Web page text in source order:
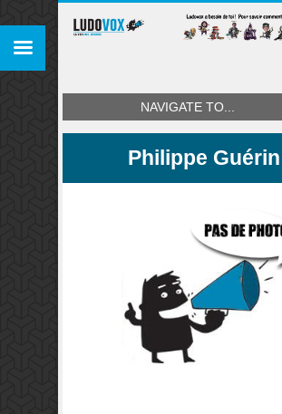
NAVIGATE TO...
Philippe Guérin